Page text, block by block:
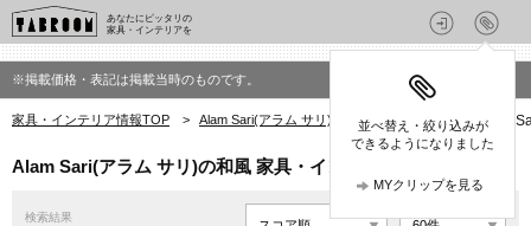
あなたにピッタリの
家具・インテリアを
並べ替え・絞り込みが
できるようになりました
MYクリップを見る
※掲載価格・表記は掲載当時のものです。
家具・インテリア情報TOP > Alam Sari(アラム サリ)の家具・インテリア > Alam
Alam Sari(アラム サリ)の和風 家具・インテリア
検索結果